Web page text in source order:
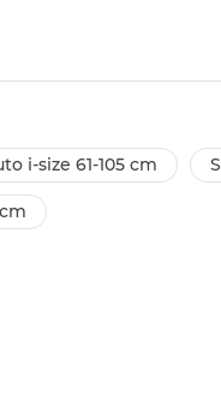
i-size 61-105 cm